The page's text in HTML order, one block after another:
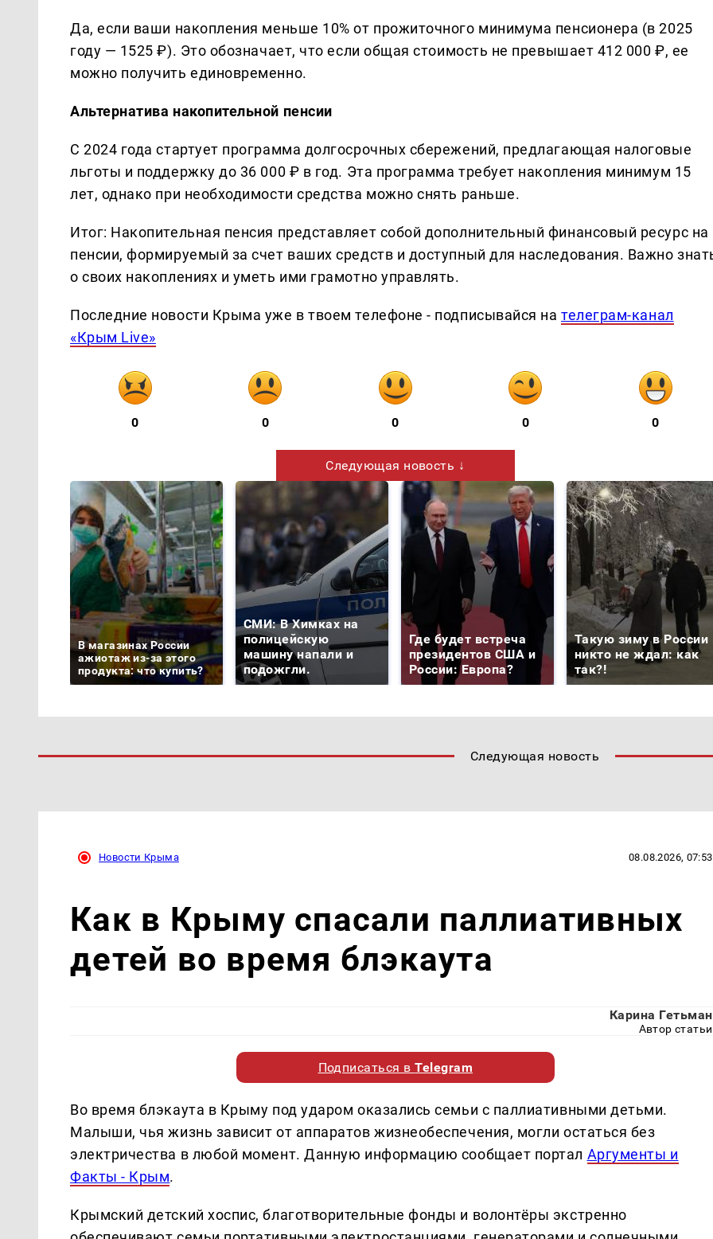
Да, если ваши накопления меньше 10% от прожиточного минимума пенсионера (в 2025
году — 1525 ₽). Это обозначает, что если общая стоимость не превышает 412 000 ₽, ее
можно получить единовременно.
Альтернатива накопительной пенсии
С 2024 года стартует программа долгосрочных сбережений, предлагающая налоговые
льготы и поддержку до 36 000 ₽ в год. Эта программа требует накопления минимум 15
лет, однако при необходимости средства можно снять раньше.
Итог: Накопительная пенсия представляет собой дополнительный финансовый ресурс на
пенсии, формируемый за счет ваших средств и доступный для наследования. Важно
о своих накоплениях и уметь ими грамотно управлять.
Последние новости Крыма уже в твоем телефоне - подписывайся нателеграм-канал
«Крым Live»
0 0 0 0 0
Следующая новость ↓
В магазинах России
ажиотаж из-за этого
продукта: что купить?
СМИ: В Химках на
полицейскую
машину напали и
подожгли.
Где будет встреча
президентов США и
России: Европа?
Такую зиму в России
никто не ждал: как
так?!
Следующая новость
Новости Крыма 08.08.2026, 07:53
Как в Крыму спасали паллиативных
детей во время блэкаута
Карина Гетьман
Автор статьи
Подписаться вTelegram
Во время блэкаута в Крыму под ударом оказались семьи с паллиативными детьми.
Малыши, чья жизнь зависит от аппаратов жизнеобеспечения, могли остаться без
электричества в любой момент. Данную информацию сообщает портал Аргументы и
Факты - Крым.
Крымский детский хоспис, благотворительные фонды и волонтёры экстренно